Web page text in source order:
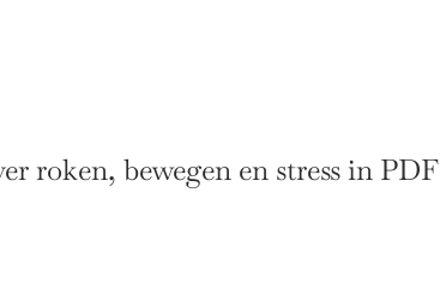
roken, bewegen en stress in PDF